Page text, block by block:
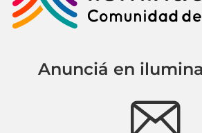
Anunciá en
e